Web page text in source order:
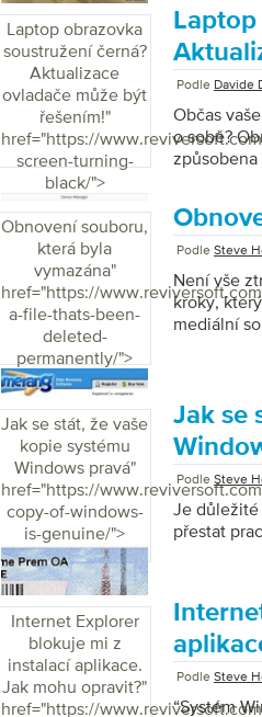
lépe,
crapware
Někteří
se udrželi
když se
Laptop obrazovka
soustružení černá?
Aktualizace
ovladače může být
řešením!"
href="https://
screen-turning-
black/">
Podle Davide
Občas
o sobě?
zobrazení
také jako
systémem
grafické
výrobcem
Obnovení souboru,
která byla
vymazána"
href="https://
a-file-thats-been-
deleted-
permanently/">
Podle Steve
Není vše
kroky,
mediální
Jak se stát, že vaše
kopie systému
Windows pravá"
href="https://
copy-of-windows-
is-genuine/">
Jak se
Podle Steve
Je důležité
přestat
Internet Explorer
blokuje mi z
instalací aplikace.
Jak mohu opravit?"
href="https://
Podle Steve
“Systém